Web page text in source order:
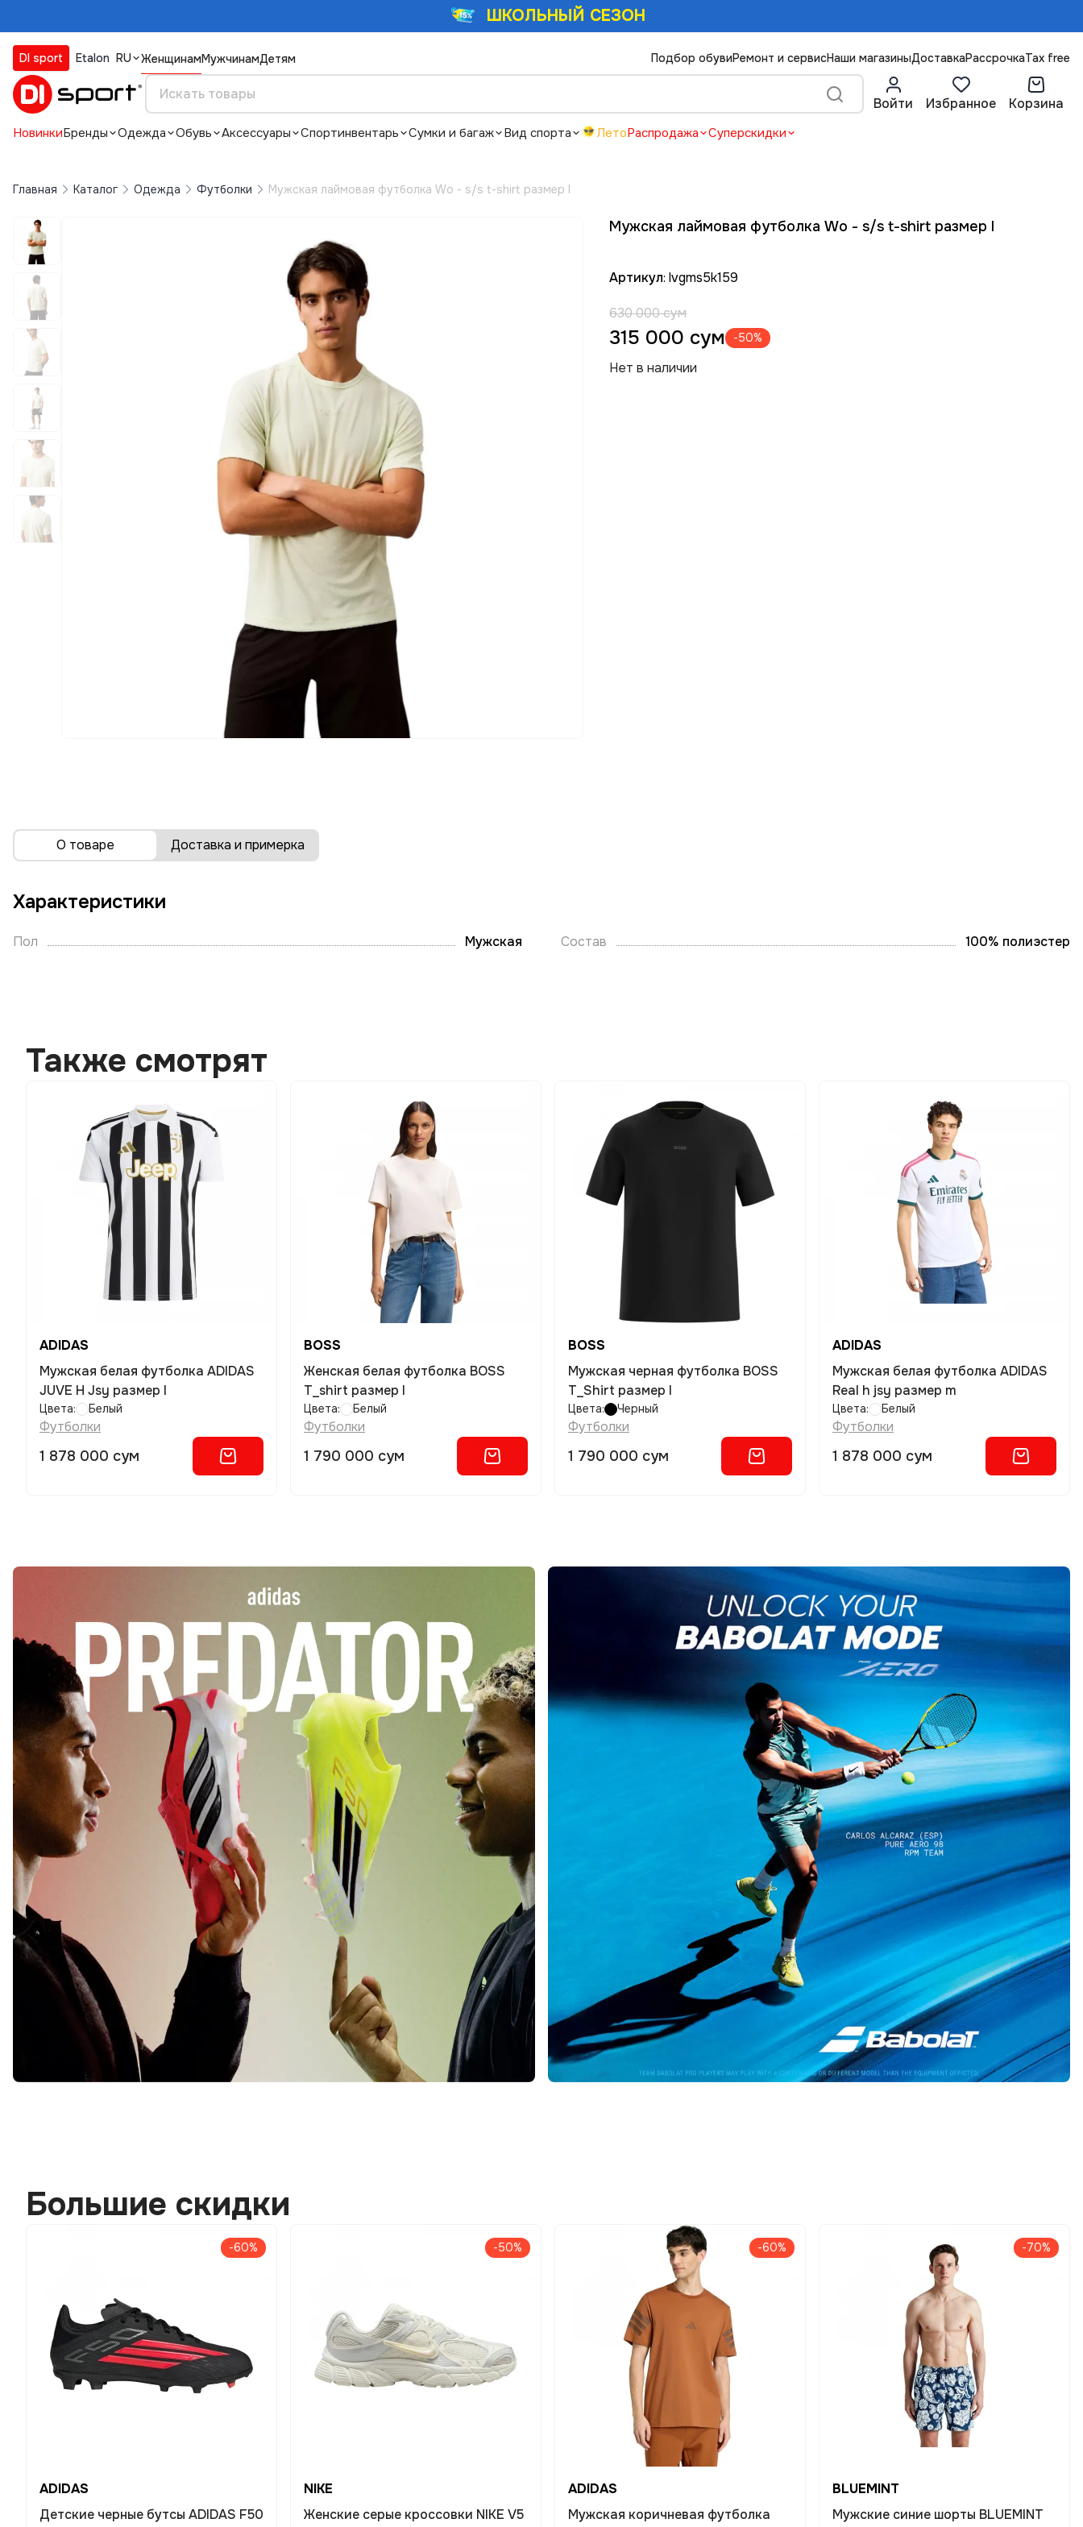
ШКОЛЬНЫЙ СЕЗОН
DI sport Etalon RU ЖенщинамМужчинамДетям Подбор обувиРемонт и сервисНаши магазиныДоставкаРассрочкаTax free
Войти Избранное Корзина
НовинкиБренды Одежда Обувь Аксессуары Спортинвентарь Сумки и багаж Вид спорта ЛетоРаспродажа Суперскидки
Главная Каталог Одежда Футболки Мужская лаймовая футболка Wo - s/s t-shirt размер l
Мужская лаймовая футболка Wo - s/s t-shirt размер l
Артикул: lvgms5k159
630 000 сум
315 000 сум -50%
Нет в наличии
О товаре Доставка и примерка
Характеристики
Пол Мужская Состав 100% полиэстер
Также смотрят
ADIDAS
Мужская белая футболка ADIDAS
JUVE H Jsy размер l
Цвета: Белый
Футболки
1 878 000 сум
BOSS
Женская белая футболка BOSS
T_shirt размер l
Цвета: Белый
Футболки
1 790 000 сум
BOSS
Мужская черная футболка BOSS
T_Shirt размер l
Цвета: Черный
Футболки
1 790 000 сум
ADIDAS
Мужская белая футболка ADIDAS
Real h jsy размер m
Цвета: Белый
Футболки
1 878 000 сум
Большие скидки
-60%
ADIDAS
Детские черные бутсы ADIDAS F50
-50%
NIKE
Женские серые кроссовки NIKE V5
-60%
ADIDAS
Мужская коричневая футболка
-70%
BLUEMINT
Мужские синие шорты BLUEMINT